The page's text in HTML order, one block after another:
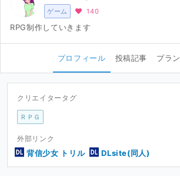
ゲーム 140
RPG制作していきます
プロフィール 投稿記事 プラン
クリエイタータグ
ＲＰＧ
外部リンク
背信少女 トリル DLsite(同人)